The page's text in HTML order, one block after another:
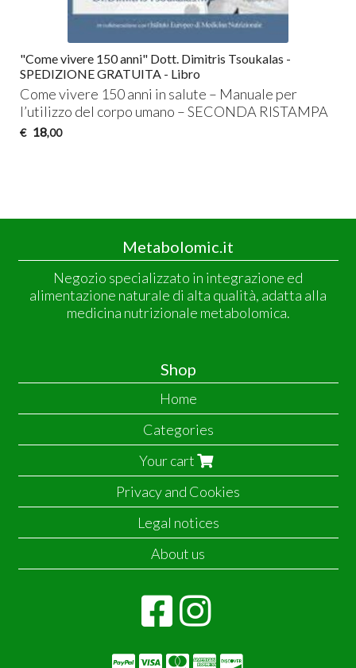
"Come vivere 150 anni" Dott. Dimitris Tsoukalas -
SPEDIZIONE GRATUITA - Libro
Come vivere 150 anni in salute – Manuale per
l’utilizzo del corpo umano –SECONDA RISTAMPA
€ 18,00
Metabolomic.it
Negozio specializzato in integrazione ed
alimentazione naturale di alta qualità, adatta alla
medicina nutrizionale metabolomica.
Shop
Home
Categories
Your cart
Privacy and Cookies
Legal notices
About us